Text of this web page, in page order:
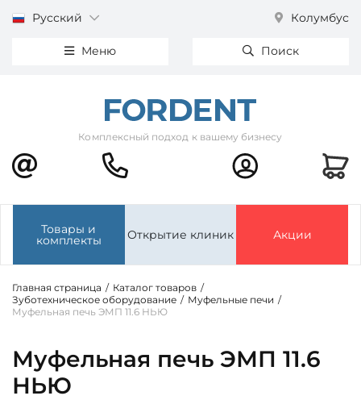
Русский Колумбус
Меню Поиск
Комплексный подход к вашему бизнесу
Товары и
комплекты Открытие клиник Акции
Главная страница / Каталог товаров /
Зуботехническое оборудование / Муфельные печи /
Муфельная печь ЭМП 11.6 НЬЮ
Муфельная печь ЭМП 11.6
НЬЮ